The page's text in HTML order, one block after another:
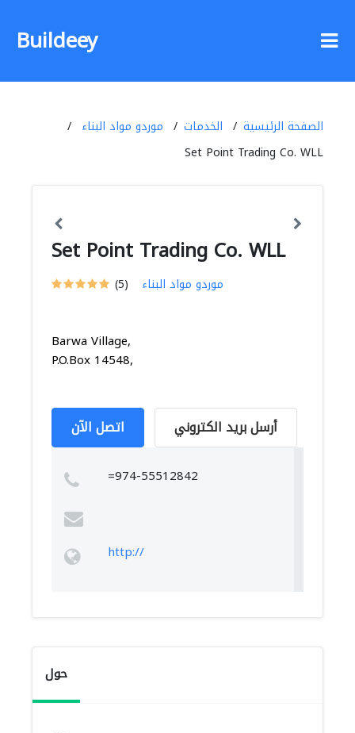
Buildeey
الصفحة الرئيسية الخدمات
موردو مواد البناء
Set Point Trading Co. WLL
Set Point Trading Co. WLL
(5) موردو مواد البناء
Barwa Village,
P.O.Box 14548,
اتصل الآن أرسل بريد الكتروني
=974-55512842
http://
حول